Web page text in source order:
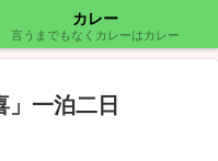
カレー
言うまでもなくカレーはカレー
」一泊二日